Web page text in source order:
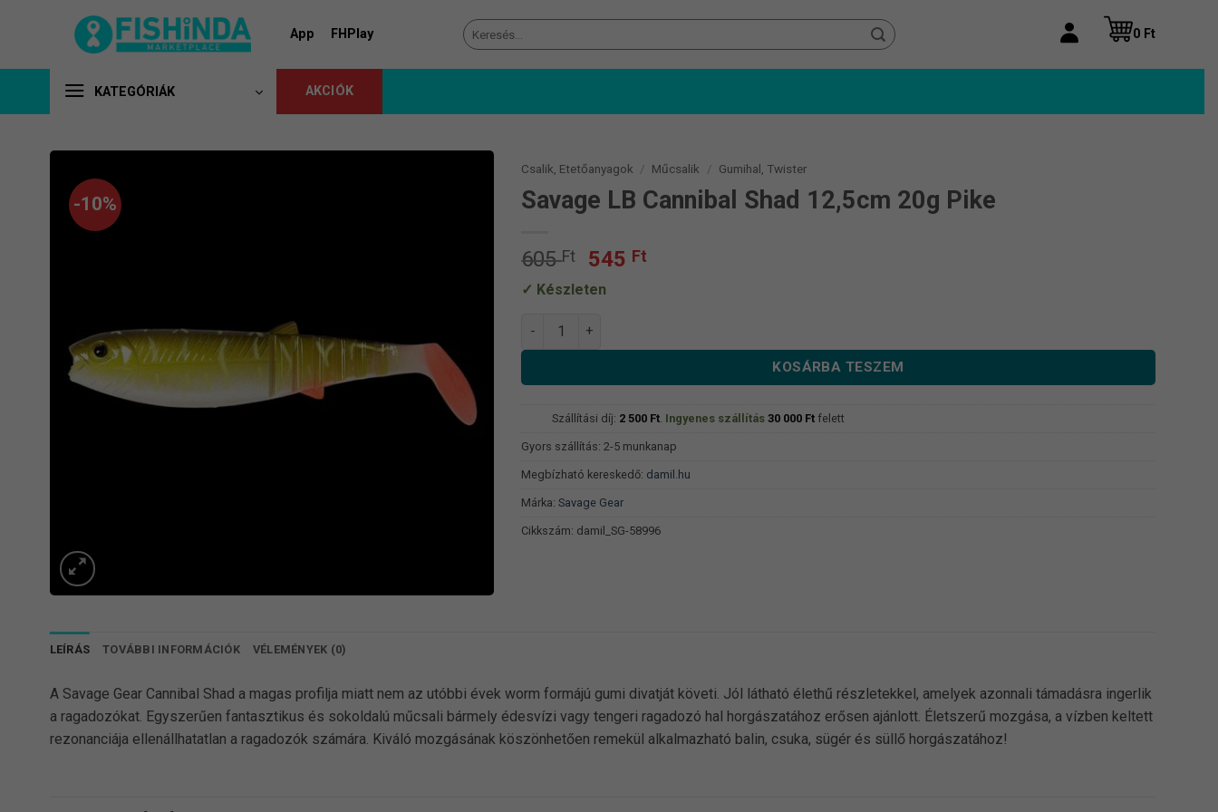
App FHPlay
Keresés
a
0 Ft
KATEGÓRIÁK AKCIÓK
-10%
Csalik, Etetőanyagok / Műcsalik / Gumihal, Twister
Savage LB Cannibal Shad 12,5cm 20g Pike
605Ft
Original
price
was:
605 Ft.
545 FtCurrent
Készleten
Savage LB Cannibal Shad 12,5cm 20g Pike mennyiség
KOSÁRBA TESZEM
Szállítási díj: 2 500 Ft. Ingyenes szállítás 30 000 Ftfelett
Gyors szállítás: 2-5 munkanap
Megbízható kereskedő: damil.hu
Márka:Savage Gear
Cikkszám: damil_SG-58996
LEÍRÁS TOVÁBBI INFORMÁCIÓK VÉLEMÉNYEK (0)
A Savage Gear Cannibal Shad a magas profilja miatt nem az utóbbi évek worm formájú gumi divatját követi. Jól látható élethű részletekkel, amelyek azonnali támadásra ingerlik
a ragadozókat. Egyszerűen fantasztikus és sokoldalú műcsali bármely édesvízi vagy tengeri ragadozó hal horgászatához erősen ajánlott. Életszerű mozgása, a vízben keltett
rezonanciája ellenállhatatlan a ragadozók számára. Kiváló mozgásának köszönhetően remekül alkalmazható balin, csuka, sügér és süllő horgászatához!